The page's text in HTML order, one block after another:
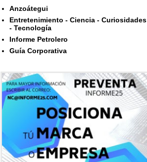
Anzoátegui
Entretenimiento - Ciencia - Curiosidades
- Tecnología
Informe Petrolero
Guía Corporativa